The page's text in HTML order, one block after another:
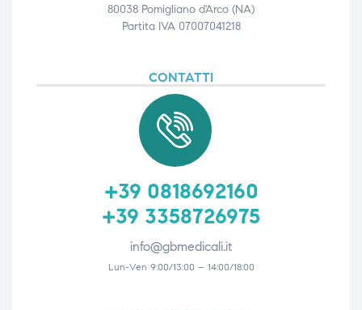
80038 Pomigliano d'Arco (NA)
Partita IVA 07007041218
CONTATTI
+39 0818692160
+39 3358726975
info@gbmedicali.it
Lun-Ven 9:00/13:00 – 14:00/18:00